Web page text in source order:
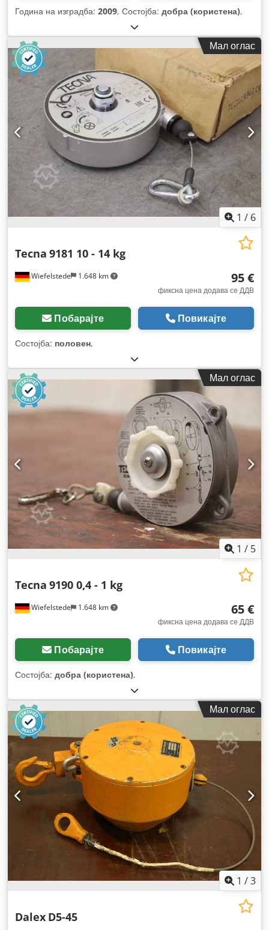
Година на изградба: 2009, Состојба: добра (користена),
Мал оглас
1 / 6
Wiefelstede 1.648 km
Tecna 9181 10 - 14 kg
95 €
фиксна цена додава се ДДВ
Побарајте Повикајте
Состојба: половен,
Мал оглас
1 / 5
Wiefelstede 1.648 km
Tecna 9190 0,4 - 1 kg
65 €
фиксна цена додава се ДДВ
Побарајте Повикајте
Состојба: добра (користена),
Мал оглас
1 /3
Dalex D5-45